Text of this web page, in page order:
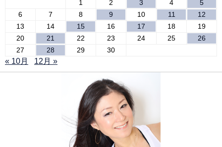
1
2 3 4
5
6
7 8 9 10 11
12
13
14 15 16 17 18
19
20
21 22 23 24 25
26
27
28 29 30
« 10月 12月 »